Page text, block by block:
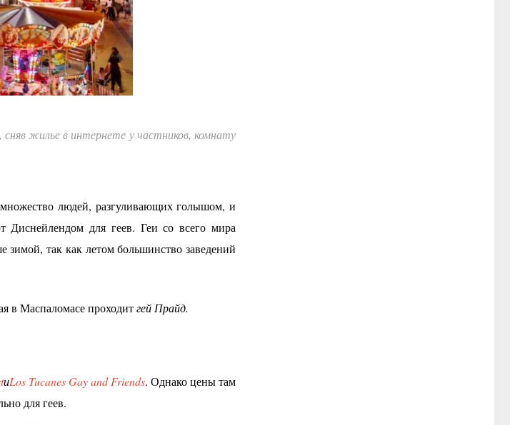
жилье в интернете у частников, комнату
множество людей, разгуливающих голышом, и
Диснейлендом для геев. Геи со всего мира
зимой, так как летом большинство заведений
в Маспаломасе проходитгей Прайд.
иLos Tucanes Gay and Friends. Однако цены там
для геев.